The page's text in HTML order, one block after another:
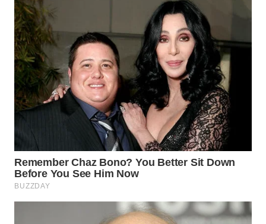
WN
BINJAI
WN
CIREBON
WN
INDRAMAYU
KUNINGAN
WN